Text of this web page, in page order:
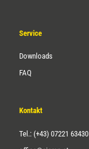
Service
Downloads
FAQ
Kontakt
Tel.: (+43) 07221 63430